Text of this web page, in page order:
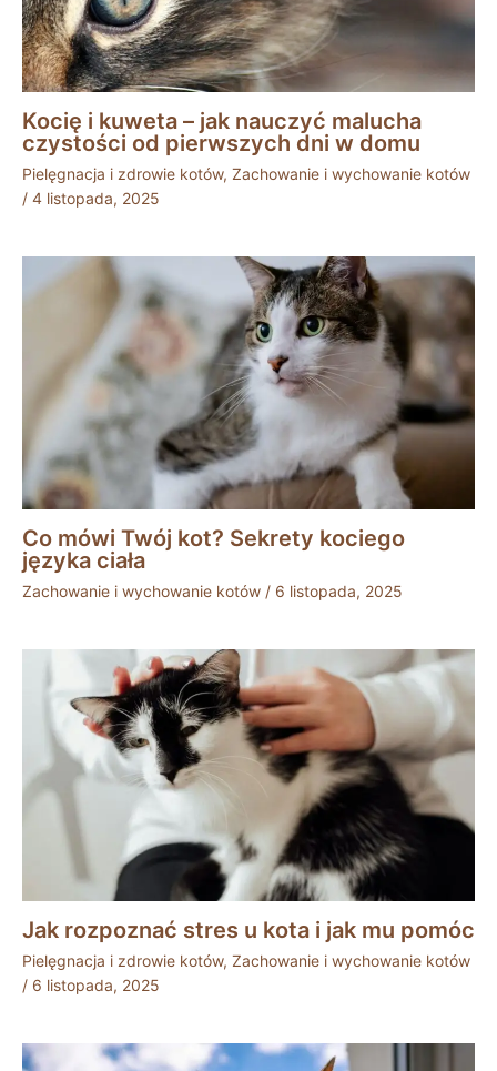
Kocię i kuweta – jak nauczyć malucha
czystości od pierwszych dni w domu
Pielęgnacja i zdrowie kotów, Zachowanie i wychowanie kotów
/ 4 listopada, 2025
Co mówi Twój kot? Sekrety kociego
języka ciała
Zachowanie i wychowanie kotów / 6 listopada, 2025
Jak rozpoznać stres u kota i jak mu pomóc
Pielęgnacja i zdrowie kotów, Zachowanie i wychowanie kotów
/ 6 listopada, 2025